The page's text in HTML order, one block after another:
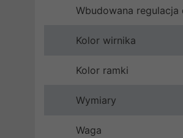
Wbudowana
Kolor wirnika
Kolor ramki
Wymiary
Waga